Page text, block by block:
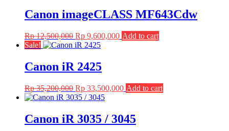
Canon imageCLASS MF643Cdw
Rp12,500,000 Original
price
Rp 12,500,000.
Rp 9,600,000Current
Add to cart
Sale!
Canon iR 2425
Rp35,200,000 Original
price
Rp 35,200,000.
Rp 33,500,000Current
Rp 33,500,000.
Add to cart
Canon iR 3035 / 3045